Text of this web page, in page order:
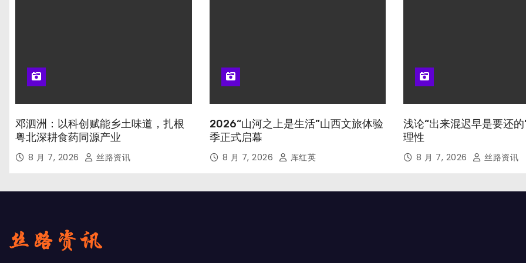
邓泗洲：以科创赋能乡土味道，扎根
粤北深耕食药同源产业
8 月 7, 2026 丝路资讯
2026“山河之上是生活”山西文旅体验
季正式启幕
8 月 7, 2026 厍红英
浅论“出来混迟早是要还
理性
8 月 7, 2026 丝路资讯